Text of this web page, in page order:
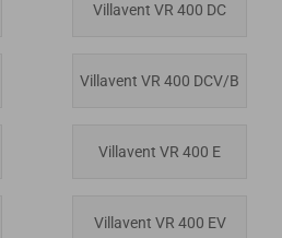
Villavent VR 400 DC
Villavent VR 400 DCV/B
Villavent VR 400 E
Villavent VR 400 EV